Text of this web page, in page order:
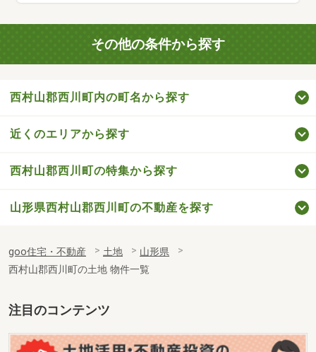
その他の条件から探す
西村山郡西川町内の町名から探す
近くのエリアから探す
西村山郡西川町の特集から探す
山形県西村山郡西川町の不動産を探す
goo住宅・不動産 土地
山形県
西村山郡西川町の土地 物件一覧
注目のコンテンツ